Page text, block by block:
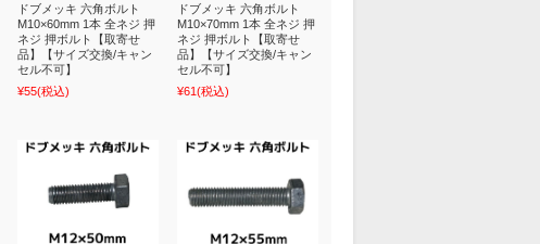
ドブメッキ 六角ボルト
M10×60mm 1本 全ネジ 押
ネジ 押ボルト【取寄せ
品】【サイズ交換/キャン
セル不可】
¥55(税込)
ドブメッキ 六角ボルト
M10×70mm 1本 全ネジ 押
ネジ 押ボルト【取寄せ
品】【サイズ交換/キャン
セル不可】
¥61(税込)